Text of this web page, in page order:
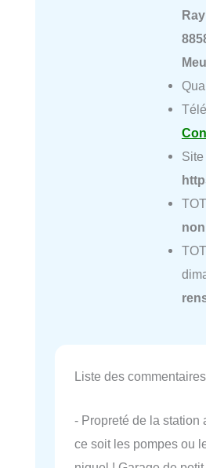
Site
Liste des commentaires
- Propreté de la station
ce soit les pompes ou